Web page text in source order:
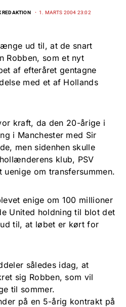
REDAKTION 1. MARTS 2004 23:02
ud til, at de snart
Robben, som et nyt
af efteråret gentagne
med et af Hollands
kraft, da den 20-årige i
i Manchester med Sir
men sidenhen skulle
klub, PSV
uenige om transfersummen.
enige om 100 millioner
United holdning til blot det
til, at løbet er kørt for
således idag, at
sig Robben, som vil
til sommer.
på en 5-årig kontrakt på